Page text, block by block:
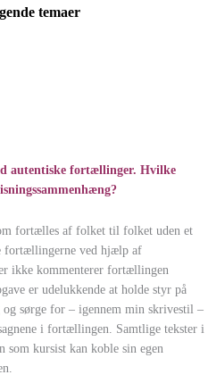
temaer
autentiske fortællinger. Hvilke
fortælles af folket til folket uden et
fortællingerne ved hjælp af
ikke kommenterer fortællingen
er udelukkende at holde styr på
sørge for – igennem min skrivestil –
i fortællingen. Samtlige tekster i
som kursist kan koble sin egen